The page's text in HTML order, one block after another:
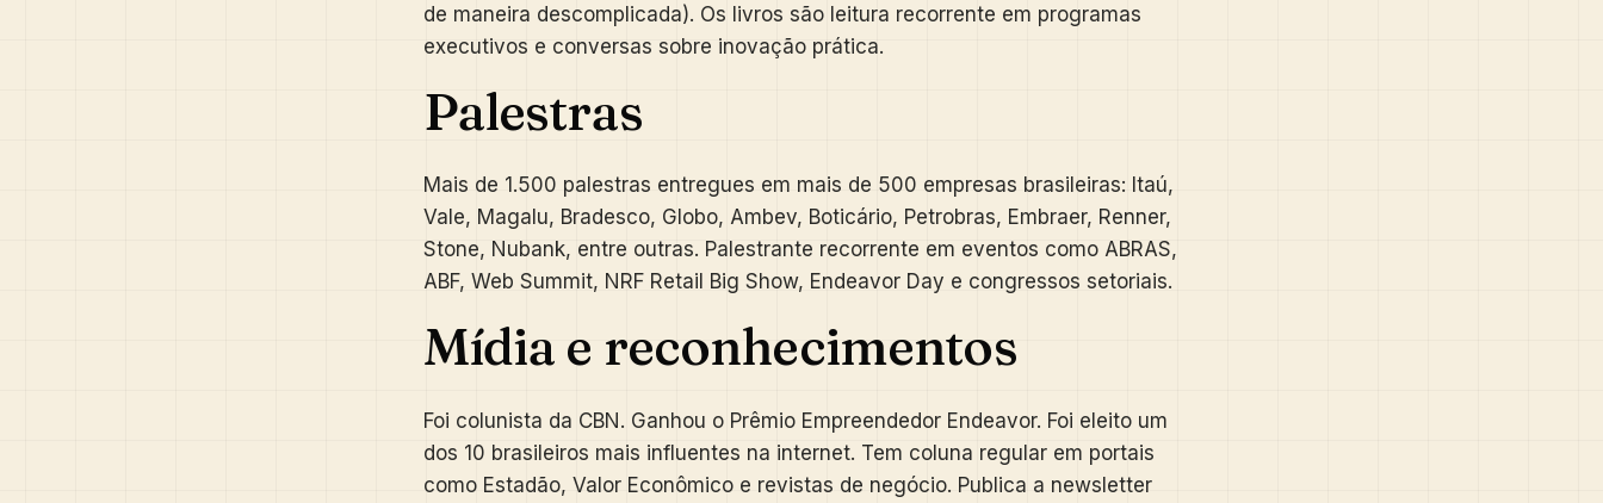
de maneira descomplicada). Os livros são leitura recorrente em programas
executivos e conversas sobre inovação prática.
Palestras
Mais de 1.500 palestras entregues em mais de 500 empresas brasileiras: Itaú,
Vale, Magalu, Bradesco, Globo, Ambev, Boticário, Petrobras, Embraer, Renner,
Stone, Nubank, entre outras. Palestrante recorrente em eventos como ABRAS,
ABF, Web Summit, NRF Retail Big Show, Endeavor Day e congressos setoriais.
Mídia e reconhecimentos
Foi colunista da CBN. Ganhou o Prêmio Empreendedor Endeavor. Foi eleito um
dos 10 brasileiros mais influentes na internet. Tem coluna regular em portais
como Estadão, Valor Econômico e revistas de negócio. Publica a newsletter